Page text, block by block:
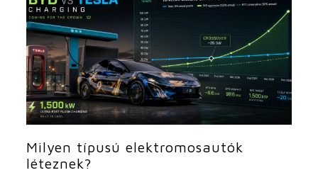
Milyen típusú elektromosautók
léteznek?